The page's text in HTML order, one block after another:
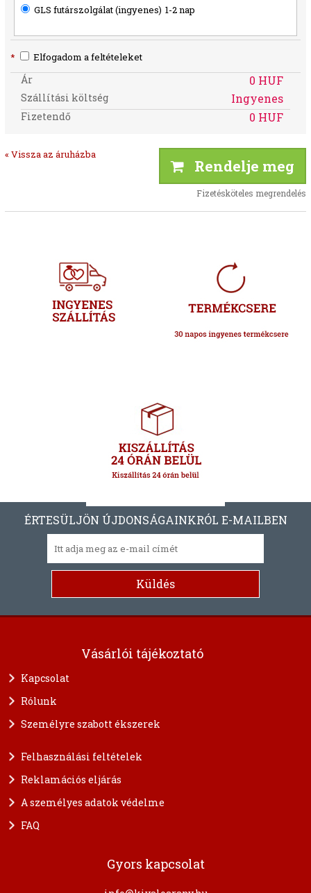
GLS futárszolgálat (ingyenes) 1-2 nap
* Elfogadom a feltételeket
Ár 0 HUF
Szállítási költség Ingyenes
Fizetendő 0 HUF
« Vissza az áruházba
Rendelje meg
Fizetésköteles megrendelés
ÉRTESÜLJÖN ÚJDONSÁGAINKRÓL E-MAILBEN
Vásárlói tájékoztató
Kapcsolat
Rólunk
Személyre szabott ékszerek
Felhasználási feltételek
Reklamációs eljárás
A személyes adatok védelme
FAQ
Gyors kapcsolat